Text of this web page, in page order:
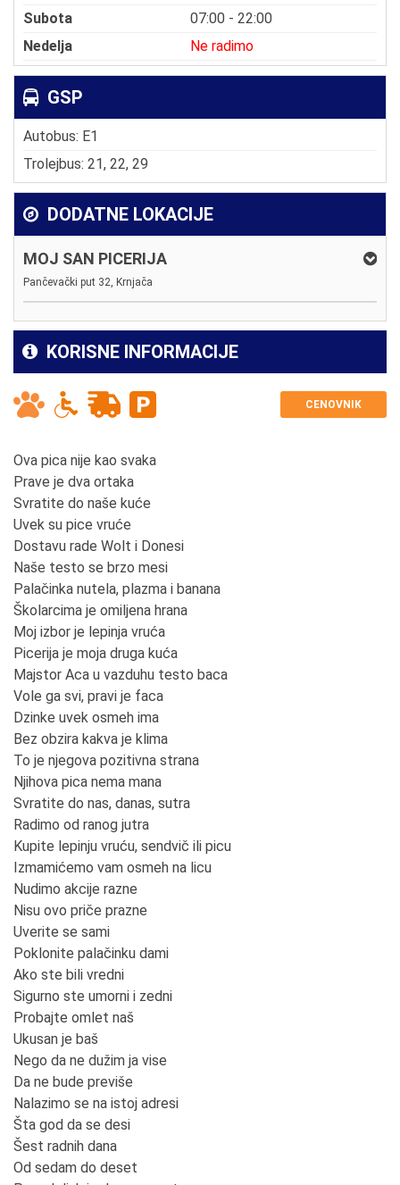
Subota
07:00 - 22:00
Nedelja
Ne radimo
GSP
Autobus: E1
Trolejbus: 21, 22, 29
DODATNE LOKACIJE
MOJ SAN PICERIJA
Pančevački put 32, Krnjača
KORISNE INFORMACIJE
CENOVNIK
Ova pica nije kao svaka
Prave je dva ortaka
Svratite do naše kuće
Uvek su pice vruće
Dostavu rade Wolt i Donesi
Naše testo se brzo mesi
Palačinka nutela, plazma i banana
Školarcima je omiljena hrana
Moj izbor je lepinja vruća
Picerija je moja druga kuća
Majstor Aca u vazduhu testo baca
Vole ga svi, pravi je faca
Dzinke uvek osmeh ima
Bez obzira kakva je klima
To je njegova pozitivna strana
Njihova pica nema mana
Svratite do nas, danas, sutra
Radimo od ranog jutra
Kupite lepinju vruću, sendvič ili picu
Izmamićemo vam osmeh na licu
Nudimo akcije razne
Nisu ovo priče prazne
Uverite se sami
Poklonite palačinku dami
Ako ste bili vredni
Sigurno ste umorni i zedni
Probajte omlet naš
Ukusan je baš
Nego da ne dužim ja vise
Da ne bude previše
Nalazimo se na istoj adresi
Šta god da se desi
Šest radnih dana
Od sedam do deset